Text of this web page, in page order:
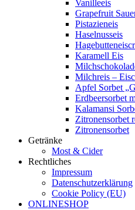
Vanilleeis
Grapefruit
Pistazieneis
Haselnusseis
Karamell Eis
Milchreis –
Apfel Sorbet
Erdbeersorbet
Kalamansi
Zitronensorbet
Zitronensorbet
Getränke
Most & Cider
Rechtliches
Impressum
Datenschutzerklärung
Cookie Policy (EU)
ONLINESHOP